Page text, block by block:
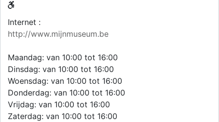
Internet :
http://www.mijnmuseum.be
Maandag: van 10:00 tot 16:00
Dinsdag: van 10:00 tot 16:00
Woensdag: van 10:00 tot 16:00
Donderdag: van 10:00 tot 16:00
Vrijdag: van 10:00 tot 16:00
Zaterdag: van 10:00 tot 16:00